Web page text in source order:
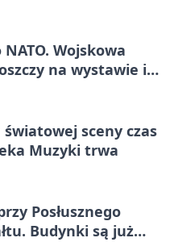
Wojskowa
na wystawie i
światowej sceny czas
Muzyki trwa
Posłusznego
Budynki są już